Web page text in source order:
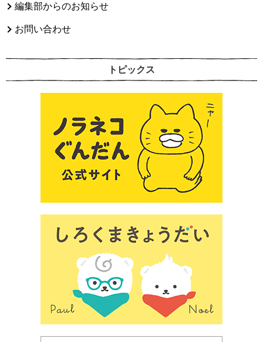
編集部からのお知らせ
お問い合わせ
トピックス